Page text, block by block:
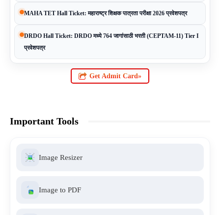
MAHA TET Hall Ticket: महाराष्ट्र शिक्षक पात्रता परीक्षा 2026 प्रवेशपत्र
DRDO Hall Ticket: DRDO मध्ये 764 जागांसाठी भरती (CEPTAM-11) Tier I
प्रवेशपत्र
Get Admit Card»
Important Tools
Image Resizer
Image to PDF